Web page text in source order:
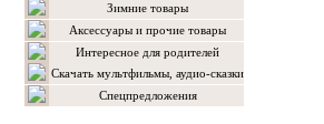
Зимние товары
Аксессуары и прочие товары
Интересное для родителей
Скачать мультфильмы, аудио-сказки
Спецпредложения